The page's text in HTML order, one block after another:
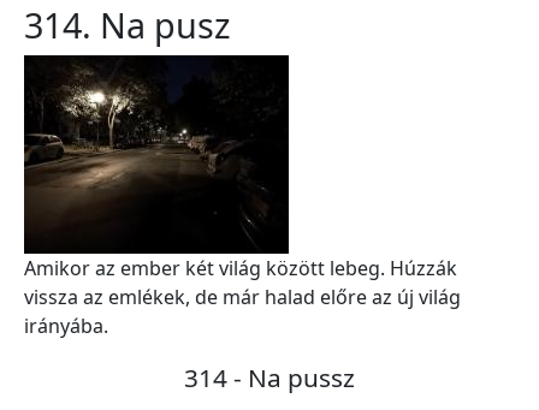
314. Na pusz
Amikor az ember két világ között lebeg. Húzzák
vissza az emlékek, de már halad előre az új világ
irányába.
314 - Na pussz